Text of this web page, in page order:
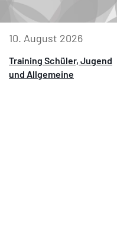
10. August 2026
Training Schüler, Jugend
und Allgemeine